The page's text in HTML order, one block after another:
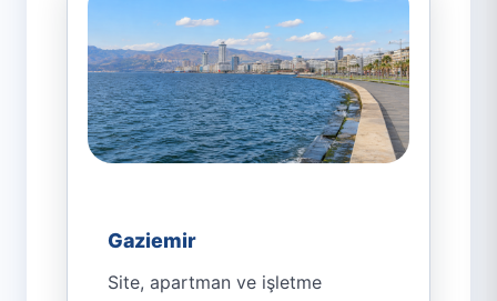
Gaziemir
Site, apartman ve işletme